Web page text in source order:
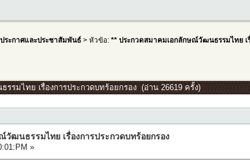
ประกาศและประชาสัมพันธ์ > หัวข้อ:** ประกวดสมาคมเอกลักษณ์วัฒนธรรมไทย เ
รมไทย เรื่องการประกวดบทร้อยกรอง (อ่าน 26619 ครั้ง)
วัฒนธรรมไทย เรื่องการประกวดบทร้อยกรอง
»